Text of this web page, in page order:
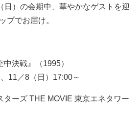
日）の会期中、華やかなゲストを迎
プでお届け。
決戦』（1995）
11／8（日）17:00～
ターズ THE MOVIE 東京エネタワー